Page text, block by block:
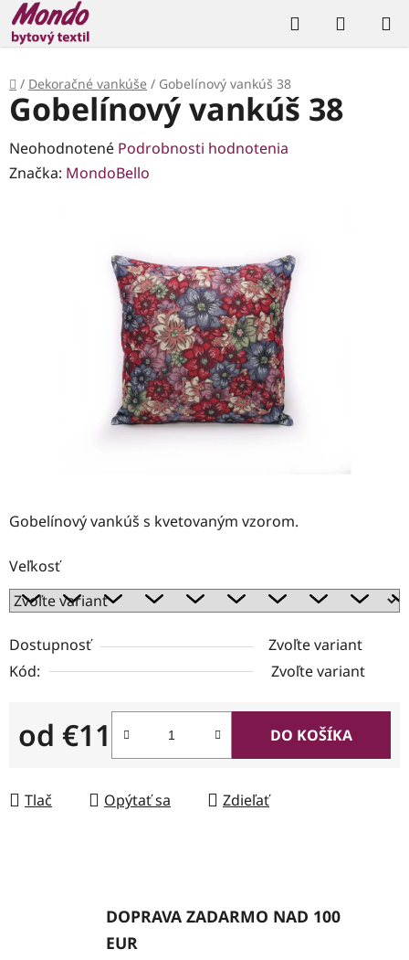
Prejsť
na
obsah
Hľadať
KOŠÍK
Domov
/ Dekoračné vankúše / Gobelínový vankúš 38
Gobelínový vankúš s kvetovaným vzorom.
Veľkosť
Dostupnosť
Zvoľte variant
Kód:
Zvoľte variant
od €11
Jednotková cena:
DO KOŠÍKA
Tlač Opýtať sa Zdieľať
Gobelínový vankúš 38
Priemerné
hodnotenie
Neohodnotené Podrobnosti hodnotenia
Značka: MondoBello
DOPRAVA ZADARMO NAD 100
EUR